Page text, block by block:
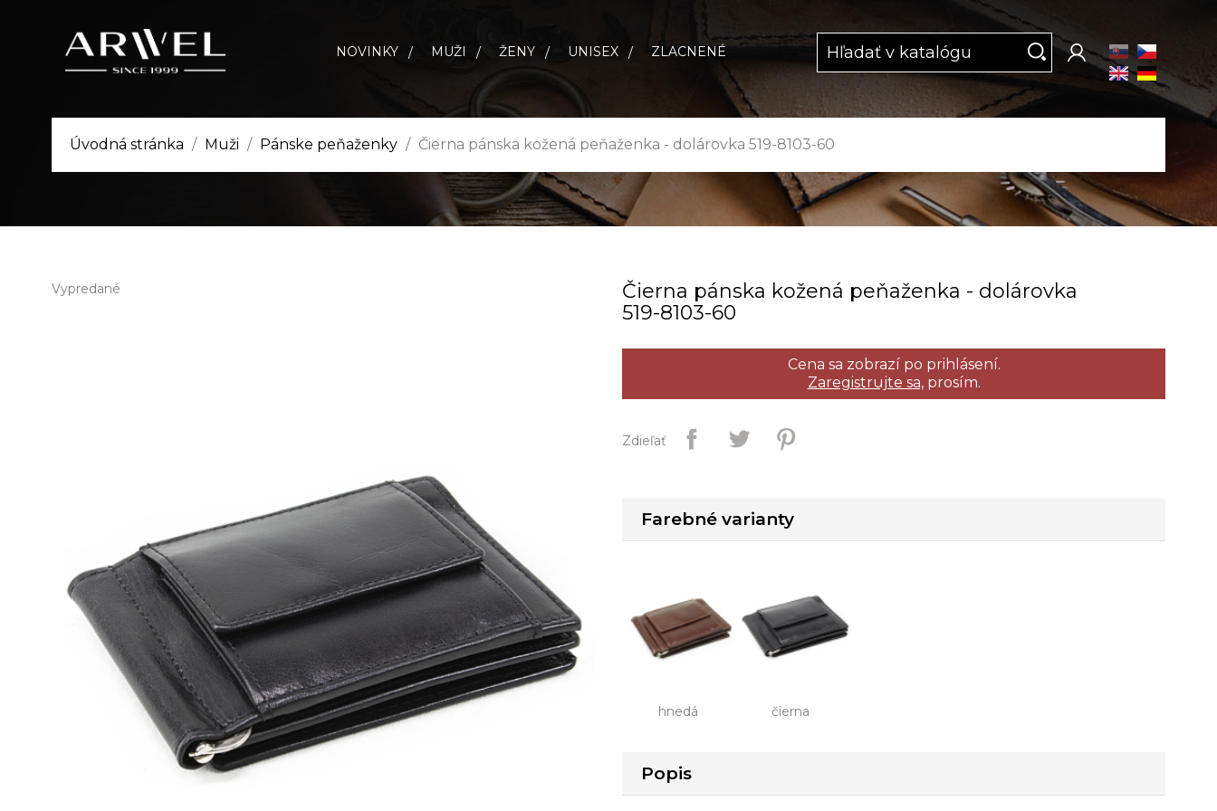
NOVINKY MUŽI ŽENY UNISEX ZLACNENÉ
Úvodná stránka Muži Pánske peňaženky Čierna pánska kožená peňaženka - dolárovka 519-8103-60
Vypredané
Čierna pánska kožená peňaženka ­- dolárovka
519­-8103­-60
Cena sa zobrazí po prihlásení.
Zaregistrujte sa,prosím.
Zdieľať
Farebné varianty
hnedá čierna
Popis